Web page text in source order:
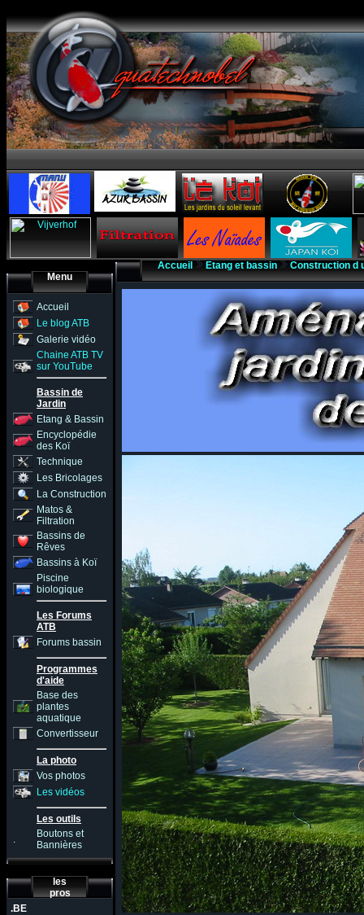
Menu
Accueil
Le blog ATB
Galerie vidéo
Chaine ATB TV
sur YouTube
Bassin de
Jardin
Etang & Bassin
Encyclopédie
des Koï
Technique
Les Bricolages
La Construction
Matos &
Filtration
Bassins de
Rêves
Bassins à Koï
Piscine
biologique
Les Forums
ATB
Forums bassin
Programmes
d'aide
Base des
plantes
aquatique
Convertisseur
La photo
Vos photos
Les vidéos
Les outils
.
Boutons et
Bannières
les
pros
.BE
Accueil Etang et bassin Construction d